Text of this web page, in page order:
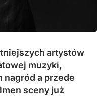
artystów
muzyki,
nagród a przede
sceny już